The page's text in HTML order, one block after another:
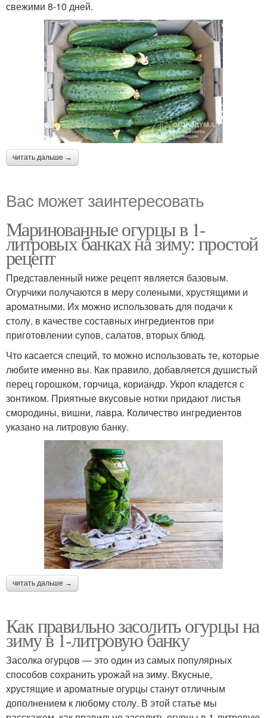
свежими 8-10 дней.
читать дальше →
Вас может заинтересовать
Маринованные огурцы в 1-
литровых банках на зиму: простой
рецепт
Представленный ниже рецепт является базовым.
Огурчики получаются в меру солеными, хрустящими и
ароматными. Их можно использовать для подачи к
столу, в качестве составных ингредиентов при
приготовлении супов, салатов, вторых блюд.
Что касается специй, то можно использовать те, которые
любите именно вы. Как правило, добавляется душистый
перец горошком, горчица, кориандр. Укроп кладется с
зонтиком. Приятные вкусовые нотки придают листья
смородины, вишни, лавра. Количество ингредиентов
указано на литровую банку.
читать дальше →
Как правильно засолить огурцы на
зиму в 1-литровую банку
Засолка огурцов — это один из самых популярных
способов сохранить урожай на зиму. Вкусные,
хрустящие и ароматные огурцы станут отличным
дополнением к любому столу. В этой статье мы